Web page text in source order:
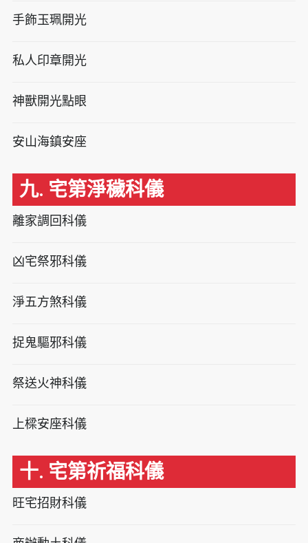
手飾玉珮開光
私人印章開光
神獸開光點眼
安山海鎮安座
九. 宅第淨穢科儀
離家調回科儀
凶宅祭邪科儀
淨五方煞科儀
捉鬼驅邪科儀
祭送火神科儀
上樑安座科儀
十. 宅第祈福科儀
旺宅招財科儀